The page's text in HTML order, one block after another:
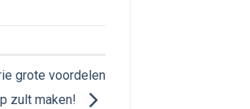
grote voordelen
zult maken!